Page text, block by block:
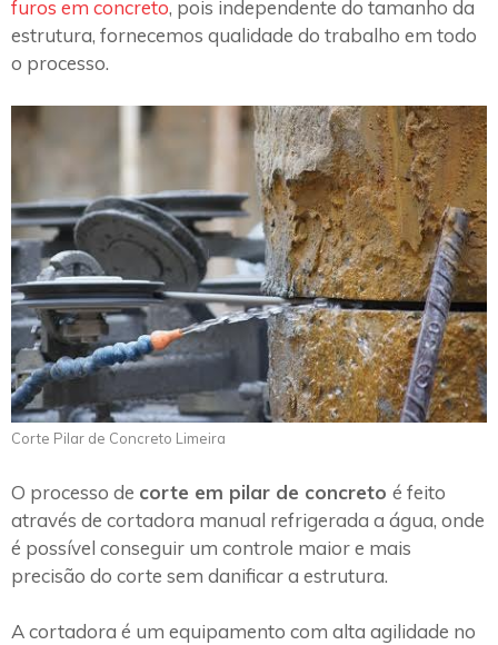
furos em concreto, pois independente do tamanho da
estrutura, fornecemos qualidade do trabalho em todo
o processo.
Corte Pilar de Concreto Limeira
O processo de corte em pilar de concreto é feito
através de cortadora manual refrigerada a água, onde
é possível conseguir um controle maior e mais
precisão do corte sem danificar a estrutura.
A cortadora é um equipamento com alta agilidade no